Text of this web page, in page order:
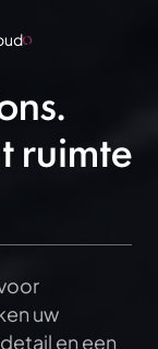
ruimte
uw
en een